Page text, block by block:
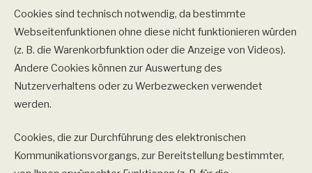
Cookies sind technisch notwendig, da bestimmte
Webseitenfunktionen ohne diese nicht funktionieren würden
(z. B. die Warenkorbfunktion oder die Anzeige von Videos).
Andere Cookies können zur Auswertung des
Nutzerverhaltens oder zu Werbezwecken verwendet
werden.
Cookies, die zur Durchführung des elektronischen
Kommunikationsvorgangs, zur Bereitstellung bestimmter,